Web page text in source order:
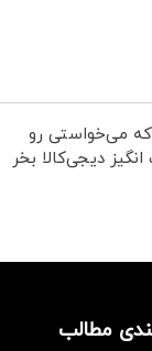
می‌خواستی رو
دیجی‌کالا بخر
مطالب